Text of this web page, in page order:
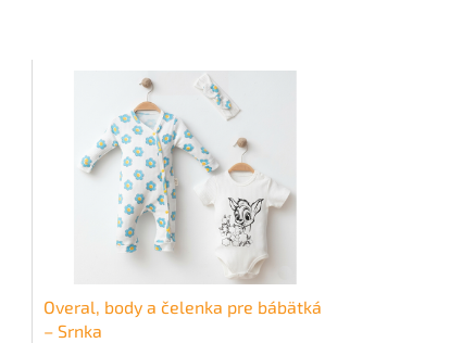
Overal, body a čelenka pre bábätká
– Srnka